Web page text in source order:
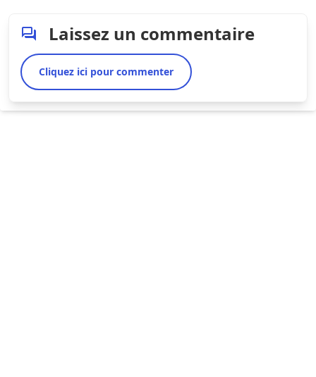
Laissez un commentaire
Cliquez ici pour commenter